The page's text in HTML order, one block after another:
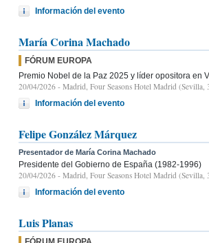
Información del evento
María Corina Machado
FÓRUM EUROPA
Premio Nobel de la Paz 2025 y líder opositora en
20/04/2026 - Madrid, Four Seasons Hotel Madrid (Sevilla,
Información del evento
Felipe González Márquez
Presentador de María Corina Machado
Presidente del Gobierno de España (1982-1996)
20/04/2026 - Madrid, Four Seasons Hotel Madrid (Sevilla,
Información del evento
Luis Planas